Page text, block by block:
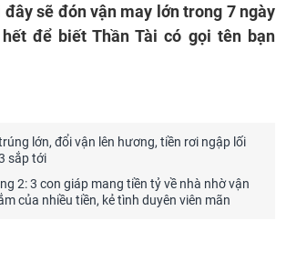
sẽ đón vận may lớn trong 7 ngày
để biết Thần Tài có gọi tên bạn
lớn, đổi vận lên hương, tiền rơi ngập lối
sắp tới
2: 3 con giáp mang tiền tỷ về nhà nhờ vận
của nhiều tiền, kẻ tình duyên viên mãn